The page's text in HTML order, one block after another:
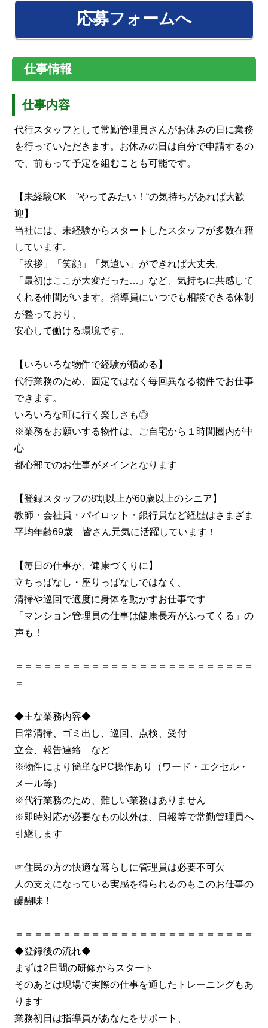
応募フォームへ
仕事情報
仕事内容
代行スタッフとして常勤管理員さんがお休みの日に業務
を行っていただきます。お休みの日は自分で申請するの
で、前もって予定を組むことも可能です。
【未経験OK ”やってみたい！“の気持ちがあれば大歓
迎】
当社には、未経験からスタートしたスタッフが多数在籍
しています。
「挨拶」「笑顔」「気遣い」ができれば大丈夫。
「最初はここが大変だった…」など、気持ちに共感して
くれる仲間がいます。指導員にいつでも相談できる体制
が整っており、
安心して働ける環境です。
【いろいろな物件で経験が積める】
代行業務のため、固定ではなく毎回異なる物件でお仕事
できます。
いろいろな町に行く楽しさも◎
※業務をお願いする物件は、ご自宅から１時間圏内が中
心
都心部でのお仕事がメインとなります
【登録スタッフの8割以上が60歳以上のシニア】
教師・会社員・パイロット・銀行員など経歴はさまざま
平均年齢69歳 皆さん元気に活躍しています！
【毎日の仕事が、健康づくりに】
立ちっぱなし・座りっぱなしではなく、
清掃や巡回で適度に身体を動かすお仕事です
「マンション管理員の仕事は健康長寿がふってくる」の
声も！
＝＝＝＝＝＝＝＝＝＝＝＝＝＝＝＝＝＝＝＝＝＝＝＝＝
＝
◆主な業務内容◆
日常清掃、ゴミ出し、巡回、点検、受付
立会、報告連絡 など
※物件により簡単なPC操作あり（ワード・エクセル・
メール等）
※代行業務のため、難しい業務はありません
※即時対応が必要なもの以外は、日報等で常勤管理員へ
引継します
☞住民の方の快適な暮らしに管理員は必要不可欠
人の支えになっている実感を得られるのもこのお仕事の
醍醐味！
＝＝＝＝＝＝＝＝＝＝＝＝＝＝＝＝＝＝＝＝＝＝＝＝＝
◆登録後の流れ◆
まずは2日間の研修からスタート
そのあとは現場で実際の仕事を通したトレーニングもあ
ります
業務初日は指導員があなたをサポート、